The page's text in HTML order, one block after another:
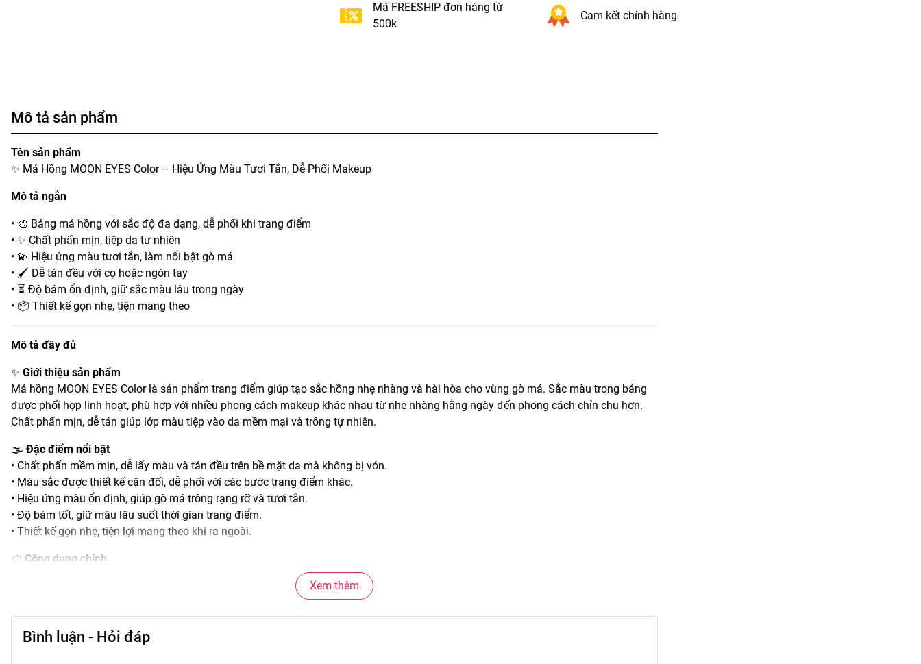
Mã FREESHIP đơn hàng từ
500k
Cam kết chính hãng
Mô tả sản phẩm
Tên sản phẩm
✨ Má Hồng MOON EYES Color – Hiệu Ứng Màu Tươi Tắn, Dễ Phối Makeup
Mô tả ngắn
• 🎨 Bảng má hồng với sắc độ đa dạng, dễ phối khi trang điểm
• ✨ Chất phấn mịn, tiệp da tự nhiên
• 💫 Hiệu ứng màu tươi tắn, làm nổi bật gò má
• 🖌️ Dễ tán đều với cọ hoặc ngón tay
• ⏳ Độ bám ổn định, giữ sắc màu lâu trong ngày
• 📦 Thiết kế gọn nhẹ, tiện mang theo
Mô tả đầy đủ
✨ Giới thiệu sản phẩm
Má hồng MOON EYES Color là sản phẩm trang điểm giúp tạo sắc hồng nhẹ nhàng và hài hòa cho vùng gò má. Sắc màu trong bảng
được phối hợp linh hoạt, phù hợp với nhiều phong cách makeup khác nhau từ nhẹ nhàng hằng ngày đến phong cách chỉn chu hơn.
Chất phấn mịn, dễ tán giúp lớp màu tiệp vào da mềm mại và trông tự nhiên.
🌫️Đặc điểm nổi bật
• Chất phấn mềm mịn, dễ lấy màu và tán đều trên bề mặt da mà không bị vón.
• Màu sắc được thiết kế cân đối, dễ phối với các bước trang điểm khác.
• Hiệu ứng màu ổn định, giúp gò má trông rạng rỡ và tươi tắn.
• Độ bám tốt, giữ màu lâu suốt thời gian trang điểm.
• Thiết kế gọn nhẹ, tiện lợi mang theo khi ra ngoài.
🎨 Công dụng chính
• Tạo điểm nhấn sắc hồng cho vùng gò má, làm sáng tổng thể gương mặt.
• Hỗ trợ hoàn thiện layout makeup hài hòa với các tông màu khác.
• Duy trì sắc màu ổn định trong nhiều hoàn cảnh hoạt động.
Xem thêm
Bình luận - Hỏi đáp